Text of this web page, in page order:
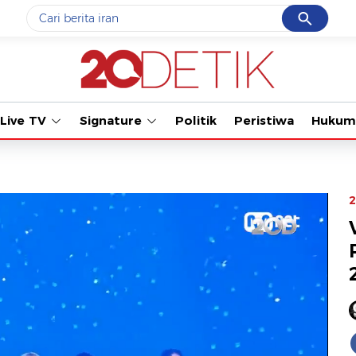
Cancel
Yang sedang ramai dicari
piala presiden 2026
#3gempa hari ini
#5iran
Terakhir yang dicari
Loading...
Tonton
Live TV Signature Politik Peristiwa Hukum